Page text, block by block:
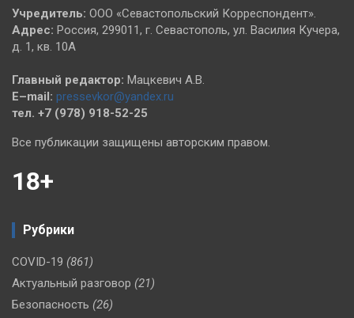
Учредитель: ООО «Севастопольский Корреспондент».
Адрес: Россия, 299011, г. Севастополь, ул. Василия Кучера,
д. 1, кв. 10А
Главный редактор: Мацкевич А.В.
E–mail: pressevkor@yandex.ru
тел. +7 (978) 918-52-25
Все публикации защищены авторским правом.
18+
Рубрики
COVID-19 (861)
Актуальный разговор (21)
Безопасность (26)